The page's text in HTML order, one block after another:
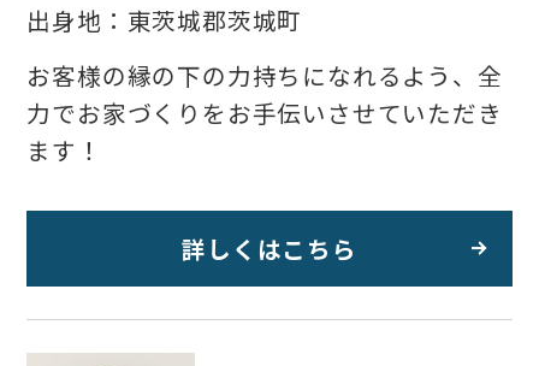
出身地：東茨城郡茨城町
お客様の縁の下の力持ちになれるよう、全
力でお家づくりをお手伝いさせていただき
ます！
詳しくはこちら